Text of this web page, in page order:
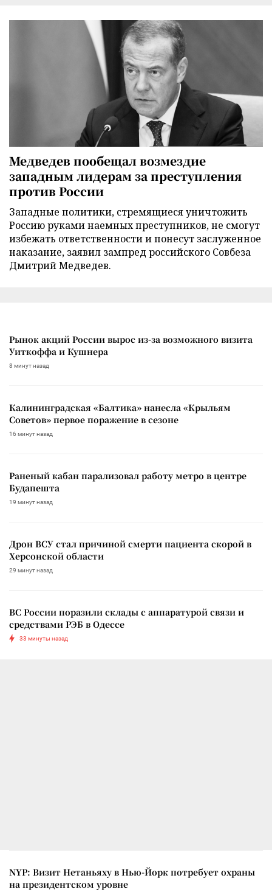
Медведев пообещал возмездие
западным лидерам за преступления
против России
Западные политики, стремящиеся уничтожить
Россию руками наемных преступников, не смогут
избежать ответственности и понесут заслуженное
наказание, заявил зампред российского Совбеза
Дмитрий Медведев.
Рынок акций России вырос из-за возможного визита
Уиткоффа и Кушнера
8 минут назад
Калининградская «Балтика» нанесла «Крыльям
Советов» первое поражение в сезоне
16 минут назад
Раненый кабан парализовал работу метро в центре
Будапешта
19 минут назад
Дрон ВСУ стал причиной смерти пациента скорой в
Херсонской области
29 минут назад
ВС России поразили склады с аппаратурой связи и
средствами РЭБ в Одессе
33 минуты назад
NYP: Визит Нетаньяху в Нью-Йорк потребует охраны
на президентском уровне